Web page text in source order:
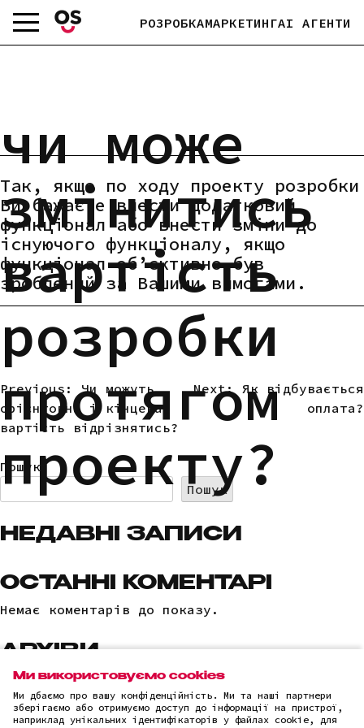
Skip
to
content
РОЗРОБКАМАРКЕТИНГAI АГЕНТИ
чи може
змінитись
вартість
розробки
протягом
проекту?
Так, якщо по ходу проекту розробки
Ви бажаєте внести додатковий
функціонал або внести зміни до
існуючого функціоналу, якщо
функціонал об’єктивно був
зроблений за Вашими вимогами.
НАВІГАЦІЯ
ЗАПИСІВ
Previous:
Чи можуть
орієнтовна і кінцева
вартість відрізнятись?
Next: Як відбувається
оплата?
Пошук
Пошук
НЕДАВНІ ЗАПИСИ
ОСТАННІ КОМЕНТАРІ
Немає коментарів до показу.
АРХІВИ
Немає архівів для показу.
КАТЕГОРІЇ
Ми використовуємо cookies
Ми дбаємо про вашу конфіденційність. Ми та наші партнери
зберігаємо або отримуємо доступ до інформації на пристрої,
наприклад унікальних ідентифікаторів у файлах cookie, для